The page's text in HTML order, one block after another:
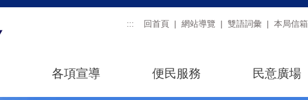
::: 回首頁 網站導覽 雙語詞彙 本局信箱
各項宣導 便民服務 民意廣場